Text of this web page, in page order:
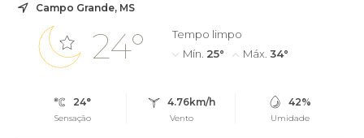
Campo Grande, MS
24°
Tempo limpo
Mín. 25° Máx. 34°
24°
Sensação
4.76km/h
Vento
42%
Umidade